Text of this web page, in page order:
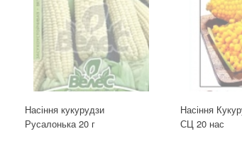
Насіння кукурудзи
Русалонька 20 г
Насіння
СЦ 20 нас